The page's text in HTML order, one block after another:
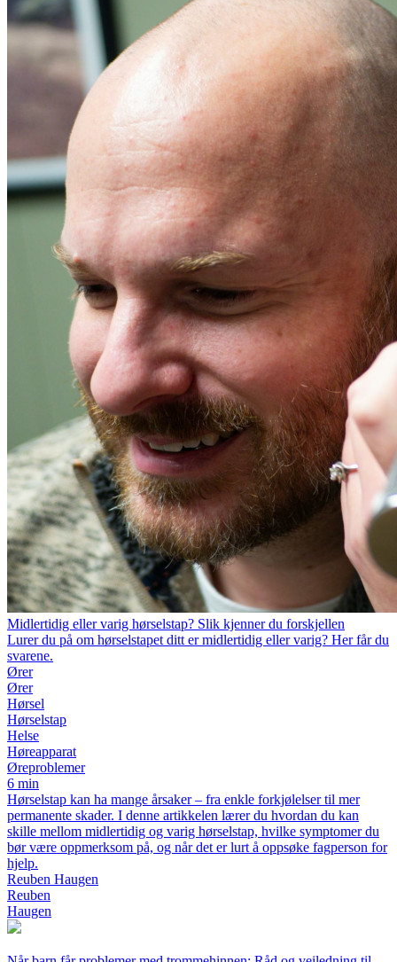
Midlertidig eller varig hørselstap? Slik kjenner du forskjellen
Lurer du på om hørselstapet ditt er midlertidig eller varig? Her får du
svarene.
Ører
Ører
Hørsel
Hørselstap
Helse
Høreapparat
Øreproblemer
6 min
Hørselstap kan ha mange årsaker – fra enkle forkjølelser til mer
permanente skader. I denne artikkelen lærer du hvordan du kan
skille mellom midlertidig og varig hørselstap, hvilke symptomer du
bør være oppmerksom på, og når det er lurt å oppsøke fagperson for
hjelp.
Reuben Haugen
Reuben
Haugen